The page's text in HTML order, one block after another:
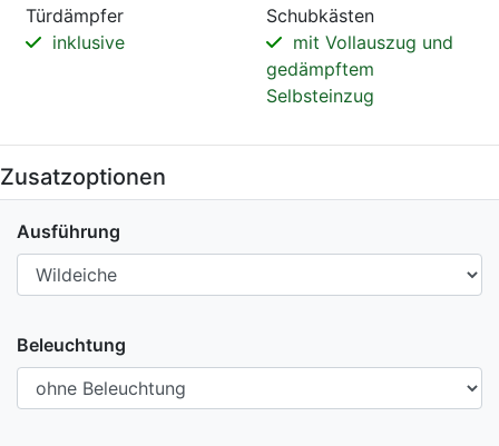
Türdämpfer
inklusive
Schubkästen
mit Vollauszug und
gedämpftem
Selbsteinzug
Zusatzoptionen
Ausführung
Beleuchtung